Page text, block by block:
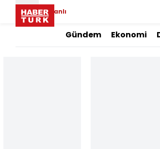
Canlı
Gündem Ekonomi